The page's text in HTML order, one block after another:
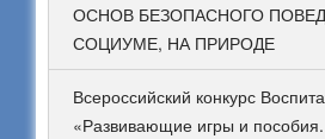
ОСНОВ БЕЗОПАСНОГО
СОЦИУМЕ, НА ПРИРОДЕ
Всероссийский конкурс
«Развивающие игры и